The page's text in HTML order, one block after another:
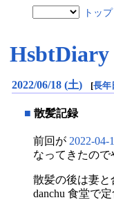
トップ
HsbtDiary
2022/06/18 (土) [長年
■ 散髪記録
前回が 2022-04-
なってきたので
散髪の後は妻と
danchu 食堂で